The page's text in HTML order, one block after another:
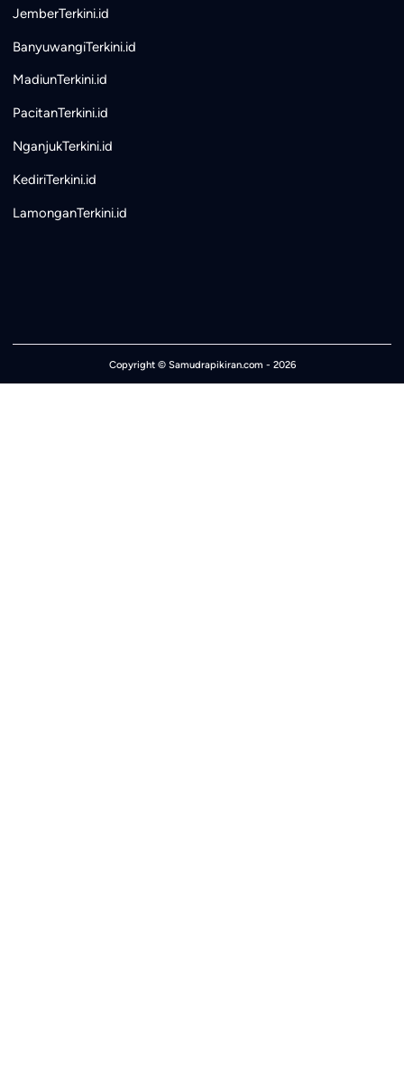
JemberTerkini.id
BanyuwangiTerkini.id
MadiunTerkini.id
PacitanTerkini.id
NganjukTerkini.id
KediriTerkini.id
LamonganTerkini.id
Copyright © Samudrapikiran.com - 2026